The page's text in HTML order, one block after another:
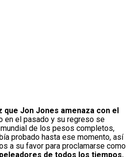
que Jon Jones amenaza con el
en el pasado y su regreso se
de los pesos completos,
probado hasta ese momento, así
a su favor para proclamarse como
de todos los tiempos.